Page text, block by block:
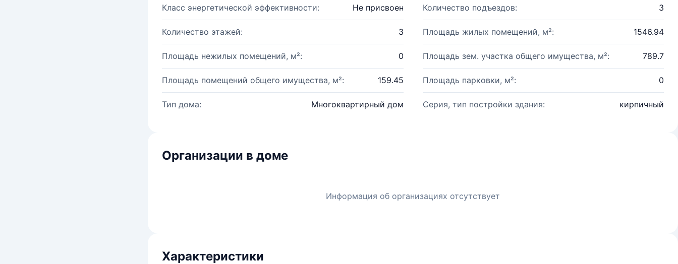
Класс энергетической эффективности: Не присвоен Количество подъездов: 3
Количество этажей: 3 Площадь жилых помещений, м²: 1546.94
Площадь нежилых помещений, м²: 0 Площадь зем. участка общего имущества, м²: 789.7
Площадь помещений общего имущества, м²: 159.45 Площадь парковки, м²: 0
Тип дома: Многоквартирный дом Серия, тип постройки здания: кирпичный
Организации в доме
Информация об организациях отсутствует
Характеристики